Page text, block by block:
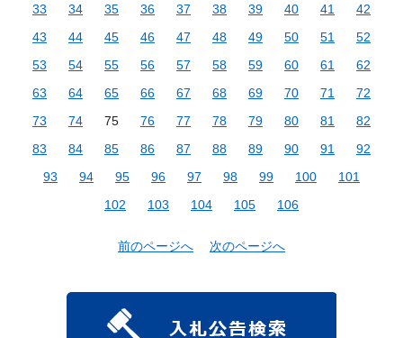
33
34 35 36 37 38 39 40 41
42
43
44 45 46 47 48 49 50 51
52
53
54 55 56 57 58 59 60 61
62
63
64 65 66 67 68 69 70 71
72
73
74 75 76 77 78 79 80 81
82
83
84 85 86 87 88 89 90 91
92
93
94 95 96 97 98 99 100
101
102
103 104 105 106
前のページへ 次のページへ